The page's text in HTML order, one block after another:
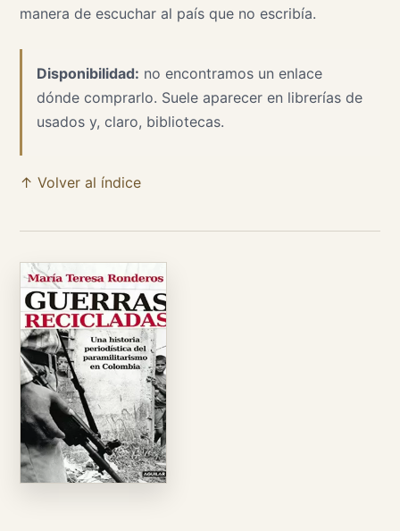
manera de escuchar al país que no escribía.
Disponibilidad: no encontramos un enlace
dónde comprarlo. Suele aparecer en librerías de
usados y, claro, bibliotecas.
↑ Volver al índice